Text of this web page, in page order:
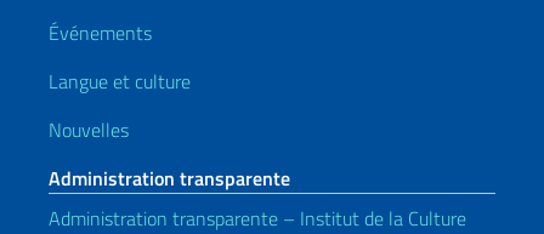
Événements
Langue et culture
Nouvelles
Administration transparente
Administration transparente – Institut de la Culture